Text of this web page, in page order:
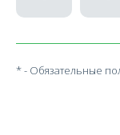
* - Обязательные